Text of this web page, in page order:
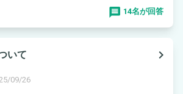
14名が回答
いて
navigate_next
09/26